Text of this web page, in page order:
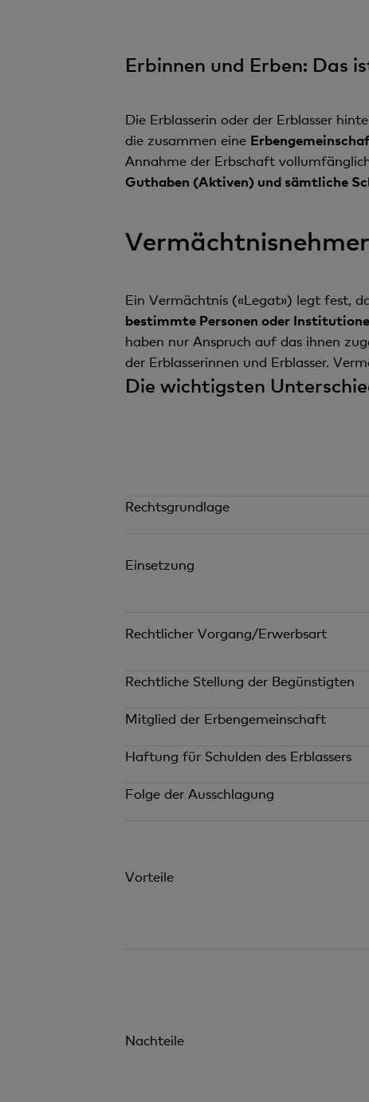
Erbinnen und Erben: Das
Die Erblasserin oder der Erblasser
die zusammen eine
Annahme der Erbschaft
Guthaben (Aktiven) und sämtliche
Ein Vermächtnis («Legat») legt fest,
bestimmte Personen oder
haben nur Anspruch auf das ihnen
der Erblasserinnen und Erblasser.
Die wichtigsten
Rechtsgrundlage
Einsetzung
Rechtlicher Vorgang/Erwerbsart
Rechtliche Stellung der Begünstigten
Mitglied der Erbengemeinschaft
Haftung für Schulden des Erblassers
Folge der Ausschlagung
Vorteile
Nachteile